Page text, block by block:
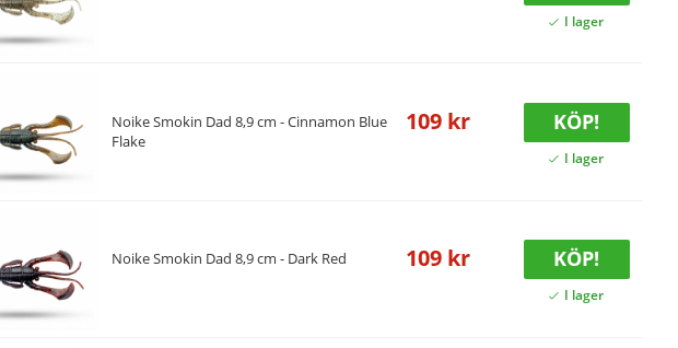
Noike Smokin Dad 8,9 cm - Cinnamon Blue
Flake
109 kr KÖP!
Noike Smokin Dad 8,9 cm - Dark Red 109 kr KÖP!